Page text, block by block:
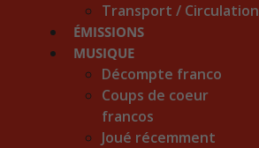
Transport / Circulation
ÉMISSIONS
MUSIQUE
Décompte franco
Coups de coeur
francos
Joué récemment